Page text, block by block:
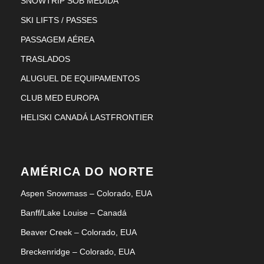
SKI LIFTS / PASSES
PASSAGEM AÉREA
TRASLADOS
ALUGUEL DE EQUIPAMENTOS
CLUB MED EUROPA
HELISKI CANADÁ LASTFRONTIER
AMÉRICA DO NORTE
Aspen Snowmass – Colorado, EUA
Banff/Lake Louise – Canadá
Beaver Creek – Colorado, EUA
Breckenridge – Colorado, EUA